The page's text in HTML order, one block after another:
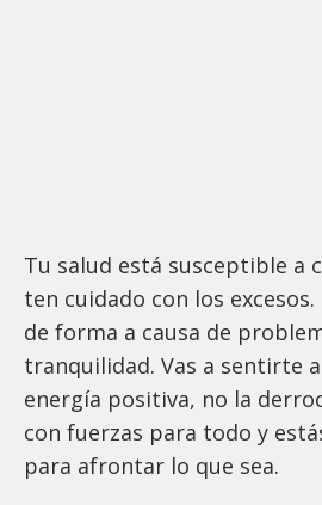
Tu salud está susceptible a
ten cuidado con los
de forma a causa de
tranquilidad. Vas a sentirte
energía positiva, no la
con fuerzas para todo y
para afrontar lo que sea.